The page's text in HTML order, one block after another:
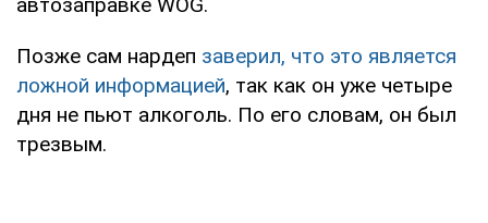
Позже сам нардеп заверил, что это является
ложной информацией, так как он уже четыре
дня не пьют алкоголь. По его словам, он был
трезвым.